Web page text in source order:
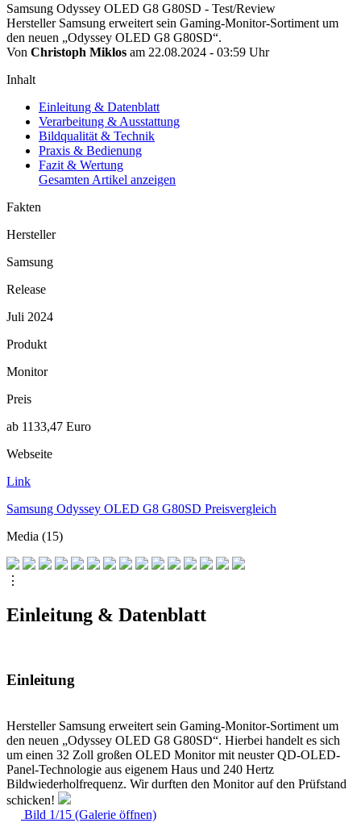
Samsung Odyssey OLED G8 G80SD - Test/Review
Hersteller Samsung erweitert sein Gaming-Monitor-Sortiment um
den neuen „Odyssey OLED G8 G80SD“.
Von Christoph Miklos am 22.08.2024 - 03:59 Uhr
Inhalt
Einleitung & Datenblatt
Verarbeitung & Ausstattung
Bildqualität & Technik
Praxis & Bedienung
Fazit & Wertung
Gesamten Artikel anzeigen
Fakten
Hersteller
Samsung
Release
Juli 2024
Produkt
Monitor
Preis
ab 1133,47 Euro
Webseite
Link
Samsung Odyssey OLED G8 G80SD Preisvergleich
Media (15)
⋮
Einleitung & Datenblatt
Einleitung
Hersteller Samsung erweitert sein Gaming-Monitor-Sortiment um
den neuen „Odyssey OLED G8 G80SD“. Hierbei handelt es sich
um einen 32 Zoll großen OLED Monitor mit neuster QD-OLED-
Panel-Technologie aus eigenem Haus und 240 Hertz
Bildwiederholfrequenz. Wir durften den Monitor auf den Prüfstand
schicken!
Bild 1/15 (Galerie öffnen)